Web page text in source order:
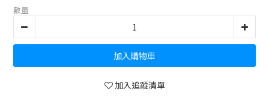
數量
加入購物車
加入追蹤清單